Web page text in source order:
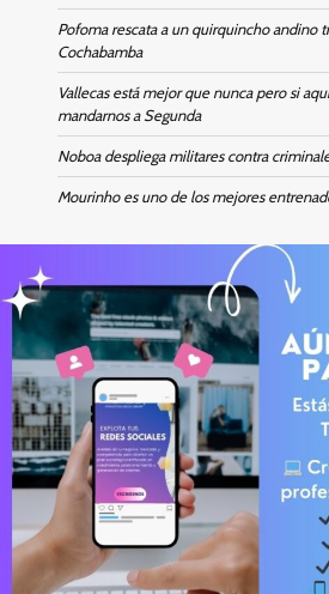
Pofoma rescata a un quirquincho andino
Cochabamba
Vallecas está mejor que nunca pero si
mandarnos a Segunda
Noboa despliega militares contra
Mourinho es uno de los mejores